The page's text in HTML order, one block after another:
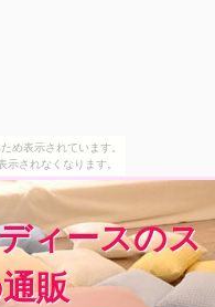
め表示されています。
されなくなります。
ィースのス
販